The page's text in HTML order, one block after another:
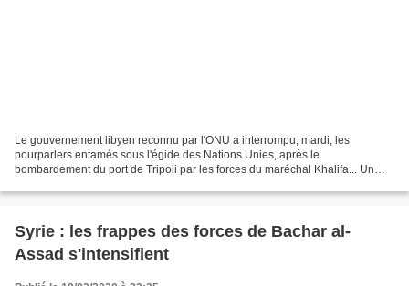
Le gouvernement libyen reconnu par l'ONU a interrompu, mardi, les
pourparlers entamés sous l'égide des Nations Unies, après le
bombardement du port de Tripoli par les forces du maréchal Khalifa... Un
Syrie : les frappes des forces de Bachar al-
Assad s'intensifient